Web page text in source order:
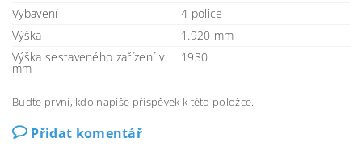
Vybavení
4 police
Výška
1.920 mm
Výška sestaveného zařízení v
mm
1930
Buďte první, kdo napíše příspěvek k této položce.
Přidat komentář